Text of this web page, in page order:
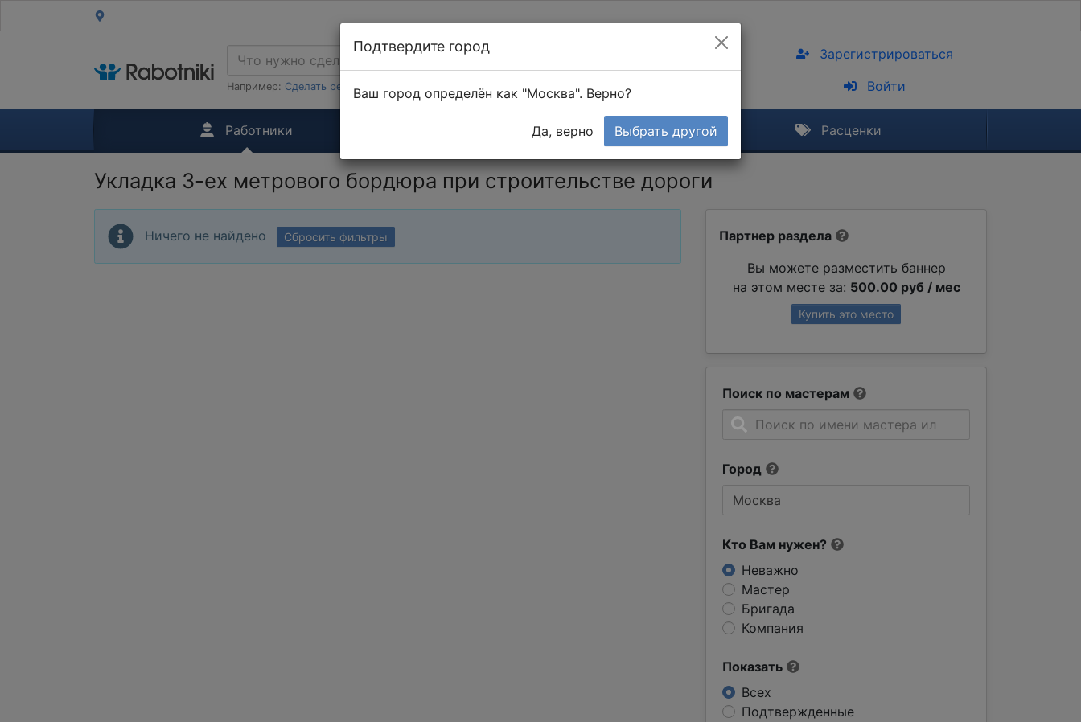
Например: Сделать ремонт в 1-к квартире
Зарегистрироваться
Войти
Работники Тендеры Расценки
Укладка 3-ех метрового бордюра при строительстве дороги
Партнер раздела
Вы можете разместить баннер
на этом месте за: 500.00 руб / мес
Купить это место
Поиск по мастерам
Город
Кто Вам нужен?
Неважно
Мастер
Бригада
Компания
Показать
Всех
Подтвержденные
Ничего не найдено Сбросить фильтры
Подтвердите город
Ваш город определён как "Москва". Верно?
Да, верно Выбрать другой